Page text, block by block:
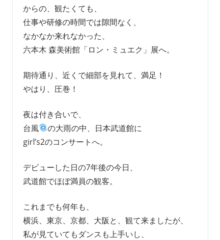
からの、観たくても、
仕事や研修の時間では隙間なく、
なかなか来れなかった、
六本木 森美術館「ロン・ミュエク」展へ。
期待通り、近くで細部を見れて、満足！
やはり、圧巻！
夜は付き合いで、
台風
の大雨の中、日本武道館に
girl’s2のコンサートへ。
デビューした日の7年後の今日、
武道館でほぼ満員の観客。
これまでも何年も、
横浜、東京、京都、大阪と、観て来ましたが、
私が見ていてもダンスも上手いし、